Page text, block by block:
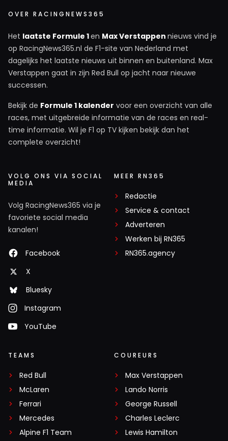
OVER RACINGNEWS365
Het laatste Formule 1en Max Verstappen nieuws vind je
op RacingNews365.nl de F1-site van Nederland met
dagelijks het laatste nieuws uit binnen en buitenland. Max
Verstappen gaat in zijn Red Bull op jacht naar nieuwe
successen.
Bekijk de Formule 1 kalender voor een overzicht van alle
races, met uitgebreide informatie van de races en real-
time informatie. Wil je F1 op TV kijken bekijk dan het
complete overzicht!
VOLG ONS VIA SOCIAL
MEDIA
Volg RacingNews365 via je
favoriete social media
kanalen!
Facebook
X
Bluesky
Instagram
YouTube
MEER RN365
Redactie
Service & contact
Adverteren
Werken bij RN365
RN365.agency
TEAMS
Red Bull
McLaren
Ferrari
Mercedes
Alpine F1 Team
COUREURS
Max Verstappen
Lando Norris
George Russell
Charles Leclerc
Lewis Hamilton